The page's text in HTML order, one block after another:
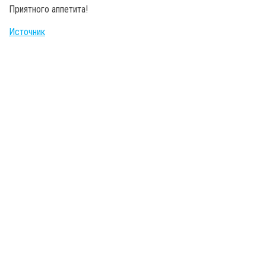
Приятного аппетита!
Источник